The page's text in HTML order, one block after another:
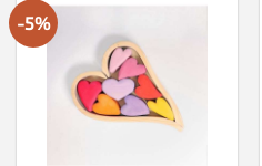
-5%